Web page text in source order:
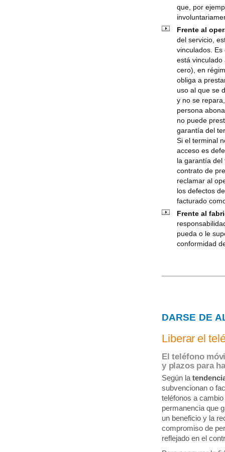
que, por
Frente al
del servicio,
vinculados.
está
cero), en
obliga a
uso al que se
y no se
persona
no puede
garantía del
Si el terminal
acceso es
la garantía del
contrato de
reclamar al
los defectos
facturado
Frente al
pueda o le
conformidad
DARSE DE
Liberar el
El teléfono
y plazos para
Según la
subvencionan o
teléfonos a
permanencia que
un beneficio y la
compromiso de
reflejado en el